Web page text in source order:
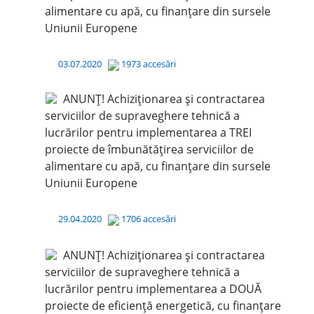
alimentare cu apă, cu finanțare din sursele
Uniunii Europene
03.07.2020 1973 accesări
ANUNȚ! Achiziționarea și contractarea
serviciilor de supraveghere tehnică a
lucrărilor pentru implementarea a TREI
proiecte de îmbunătățirea serviciilor de
alimentare cu apă, cu finanțare din sursele
Uniunii Europene
29.04.2020 1706 accesări
ANUNȚ! Achiziționarea și contractarea
serviciilor de supraveghere tehnică a
lucrărilor pentru implementarea a DOUĂ
proiecte de eficiență energetică, cu finanțare